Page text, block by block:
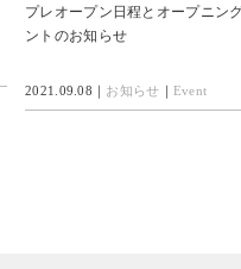
プレオープン日程とオープニン
ントのお知らせ
2021.09.08｜ お知らせ ｜ Event